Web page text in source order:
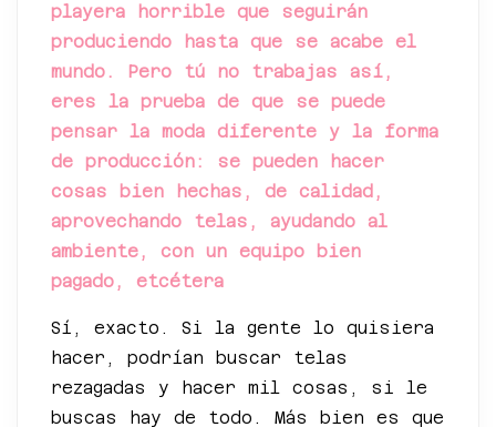
playera horrible que seguirán
produciendo hasta que se acabe el
mundo. Pero tú no trabajas así,
eres la prueba de que se puede
pensar la moda diferente y la forma
de producción: se pueden hacer
cosas bien hechas, de calidad,
aprovechando telas, ayudando al
ambiente, con un equipo bien
pagado, etcétera
Sí, exacto. Si la gente lo quisiera
hacer, podrían buscar telas
rezagadas y hacer mil cosas, si le
buscas hay de todo. Más bien es que